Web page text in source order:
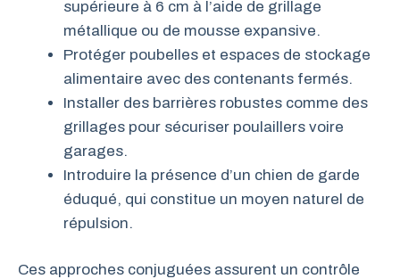
supérieure à 6 cm à l’aide de grillage
métallique ou de mousse expansive.
Protéger poubelles et espaces de stockage
alimentaire avec des contenants fermés.
Installer des barrières robustes comme des
grillages pour sécuriser poulaillers voire
garages.
Introduire la présence d’un chien de garde
éduqué, qui constitue un moyen naturel de
répulsion.
Ces approches conjuguées assurent un contrôle